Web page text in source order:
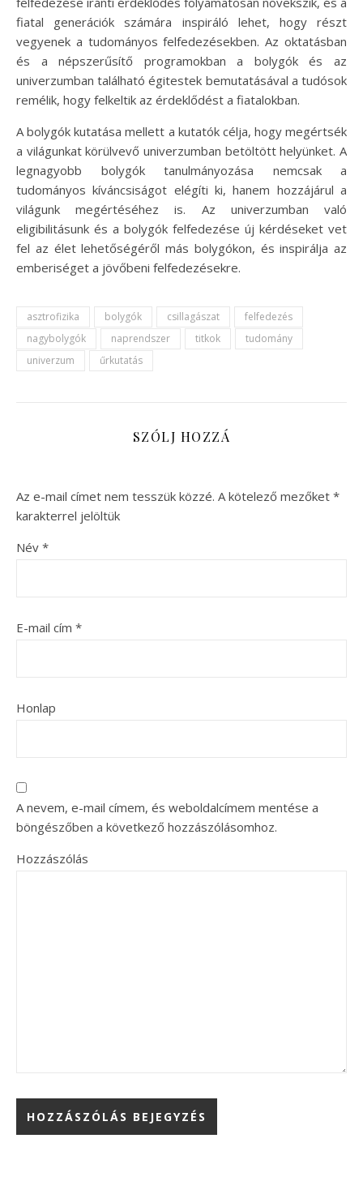
fiatal generációk számára inspiráló lehet, hogy részt
vegyenek a tudományos felfedezésekben. Az oktatásban
és a népszerűsítő programokban a bolygók és az
univerzumban található égitestek bemutatásával a tudósok
remélik, hogy felkeltik az érdeklődést a fiatalokban.
A bolygók kutatása mellett a kutatók célja, hogy megértsék
a világunkat körülvevő univerzumban betöltött helyünket. A
legnagyobb bolygók tanulmányozása nemcsak a
tudományos kíváncsiságot elégíti ki, hanem hozzájárul a
világunk megértéséhez is. Az univerzumban való
eligibilitásunk és a bolygók felfedezése új kérdéseket vet
fel az élet lehetőségéről más bolygókon, és inspirálja az
emberiséget a jövőbeni felfedezésekre.
asztrofizika bolygók csillagászat
felfedezés
nagybolygók
naprendszer titkok
tudomány
univerzum
űrkutatás
SZÓLJ HOZZÁ
Az e-mail címet nem tesszük közzé. A kötelező mezőket *
karakterrel jelöltük
Név *
E-mail cím *
Honlap
A nevem, e-mail címem, és weboldalcímem mentése a
böngészőben a következő hozzászólásomhoz.
Hozzászólás